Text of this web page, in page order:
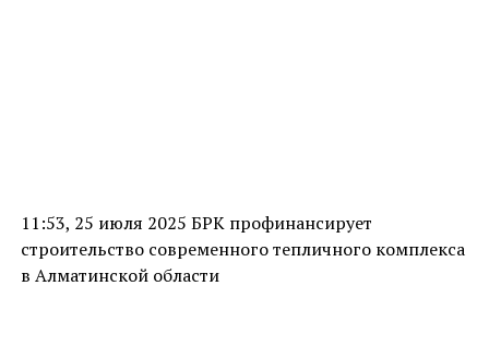
11:53, 25 июля 2025 БРК профинансирует
строительство современного тепличного комплекса
в Алматинской области